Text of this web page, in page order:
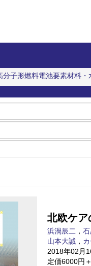
分子形燃料電池要素材料
北欧ケア
浜渦辰二 ，
山本大誠 ，
2018年02月
定価6000円